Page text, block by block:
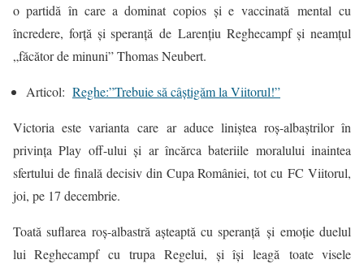
o partidă în care a dominat copios și e vaccinată mental cu
încredere, forță și speranță de Larențiu Reghecampf și neamțul
„făcător de minuni” Thomas Neubert.
Articol: Reghe:”Trebuie să câştigăm la Viitorul!”
Victoria este varianta care ar aduce liniștea roș-albaștrilor în
privința Play off-ului și ar încărca bateriile moralului inaintea
sfertului de finală decisiv din Cupa României, tot cu FC Viitorul,
joi, pe 17 decembrie.
Toată suflarea roș-albastră așteaptă cu speranță și emoție duelul
lui Reghecampf cu trupa Regelui, și își leagă toate visele